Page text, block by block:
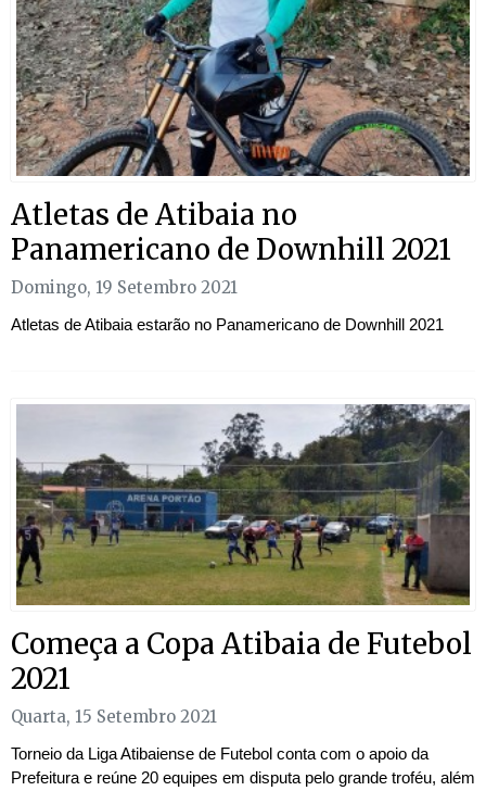
Atletas de Atibaia no
Panamericano de Downhill 2021
Domingo, 19 Setembro 2021
Atletas de Atibaia estarão no Panamericano de Downhill 2021
Começa a Copa Atibaia de Futebol
2021
Quarta, 15 Setembro 2021
Torneio da Liga Atibaiense de Futebol conta com o apoio da
Prefeitura e reúne 20 equipes em disputa pelo grande troféu, além